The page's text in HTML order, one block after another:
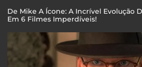
De Mike A Ícone: A Incrível Evolução
Em 6 Filmes Imperdíveis!